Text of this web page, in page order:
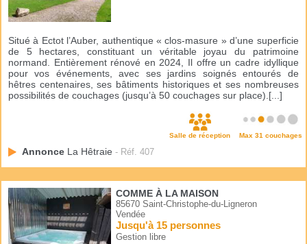
Situé à Ectot l’Auber, authentique « clos-masure » d’une superficie
de 5 hectares, constituant un véritable joyau du patrimoine
normand. Entièrement rénové en 2024, Il offre un cadre idyllique
pour vos événements, avec ses jardins soignés entourés de
hêtres centenaires, ses bâtiments historiques et ses nombreuses
possibilités de couchages (jusqu’à 50 couchages sur place).[...]
Salle de réception Max 31 couchages
Annonce La Hêtraie - Réf. 407
COMME À LA MAISON
85670 Saint-Christophe-du-Ligneron
Vendée
Jusqu'à 15 personnes
Gestion libre